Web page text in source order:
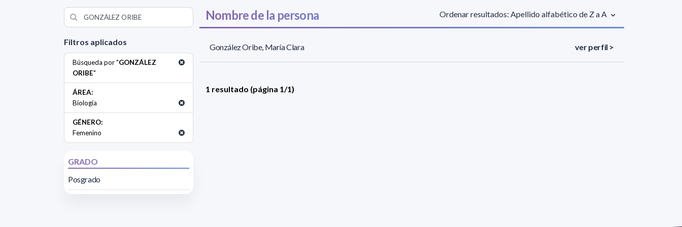
Filtros aplicados
Búsqueda por "GONZÁLEZ
ORIBE"
ÁREA:
Biología
GÉNERO:
Femenino
GRADO
Posgrado
Nombre de la persona Ordenar resultados: Apellido alfabético de Z a A
González Oribe, María Clara ver perfil >
1 resultado (página 1/1)